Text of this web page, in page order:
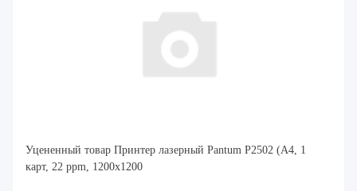
Уцененный товар Принтер лазерный Pantum P2502 (A4, 1
карт, 22 ppm, 1200x1200